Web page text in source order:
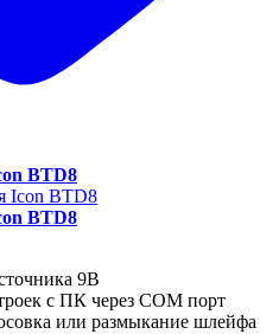
BTD8
BTD8
9В
с ПК через COM порт
или размыкание шлейфа